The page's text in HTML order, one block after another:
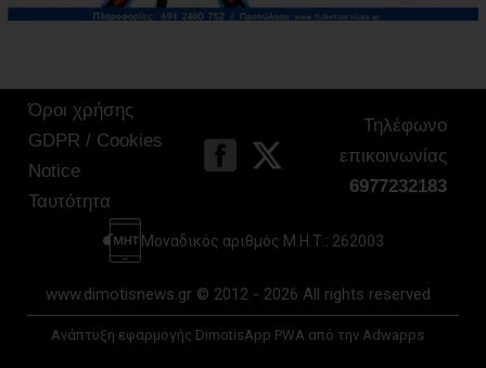
Όροι χρήσης
GDPR / Cookies
Notice
Ταυτότητα
Τηλέφωνο
επικοινωνίας
6977232183
Μοναδικός αριθμός Μ.Η.Τ.: 262003
www.dimotisnews.gr © 2012 - 2026 All rights reserved
Ανάπτυξη εφαρμογής DimotisApp PWA από την Adwapps